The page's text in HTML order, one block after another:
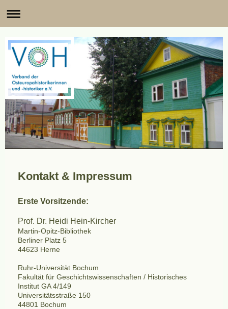
Kontakt & Impressum
Erste Vorsitzende:
Prof. Dr. Heidi Hein-Kircher
Martin-Opitz-Bibliothek
Berliner Platz 5
44623 Herne
Ruhr-Universität Bochum
Fakultät für Geschichtswissenschaften / Historisches
Institut GA 4/149
Universitätsstraße 150
44801 Bochum